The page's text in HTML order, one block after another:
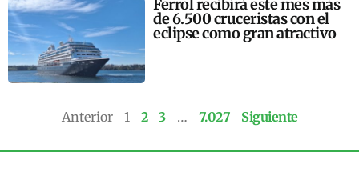
Ferrol recibirá este mes más
de 6.500 cruceristas con el
eclipse como gran atractivo
Anterior 1 2 3 … 7.027 Siguiente